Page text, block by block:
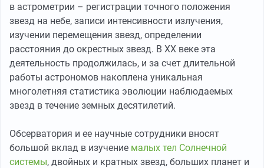
в астрометрии – регистрации точного положения
звезд на небе, записи интенсивности излучения,
изучении перемещения звезд, определении
расстояния до окрестных звезд. В ХХ веке эта
деятельность продолжилась, и за счет длительной
работы астрономов накоплена уникальная
многолетняя статистика эволюции наблюдаемых
звезд в течение земных десятилетий.
Обсерватория и ее научные сотрудники вносят
большой вклад в изучение малых тел Солнечной
системы, двойных и кратных звезд, больших планет и